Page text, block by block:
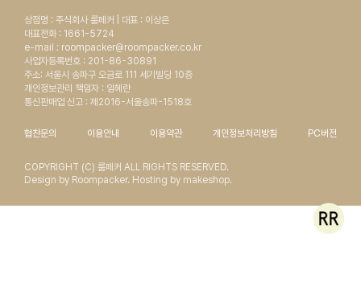
상점명 : 주식회사 룸페커 | 대표 : 이상은
대표전화 : 1661-5724
e-mail : roompacker@roompacker.co.kr
사업자등록번호 : 201-86-30891
주소: 서울시 송파구 오금로 111 세기빌딩 10층
개인정보관리 책임자 : 임혜란
통신판매업 신고 : 제2016-서울송파-1518호
협찬문의 이용안내 이용약관 개인정보처리방침 PC버전
COPYRIGHT (C) 룸페커 ALL RIGHTS RESERVED.
Design by Roompacker. Hosting by makeshop.